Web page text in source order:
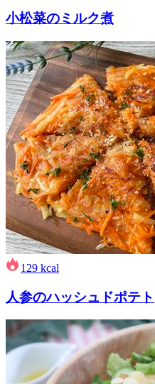
小松菜のミルク煮
129 kcal
人参のハッシュドポテト